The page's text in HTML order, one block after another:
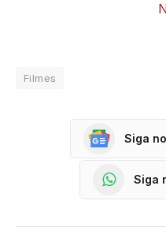
Filmes
Siga
Siga